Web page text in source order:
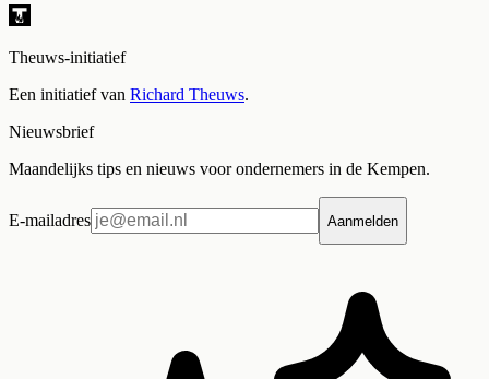
Theuws-initiatief
Een initiatief van Richard Theuws.
Nieuwsbrief
Maandelijks tips en nieuws voor ondernemers in de Kempen.
E-mailadres Aanmelden